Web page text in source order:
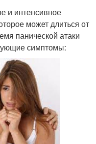
и интенсивное
может длиться от
панической атаки
симптомы: